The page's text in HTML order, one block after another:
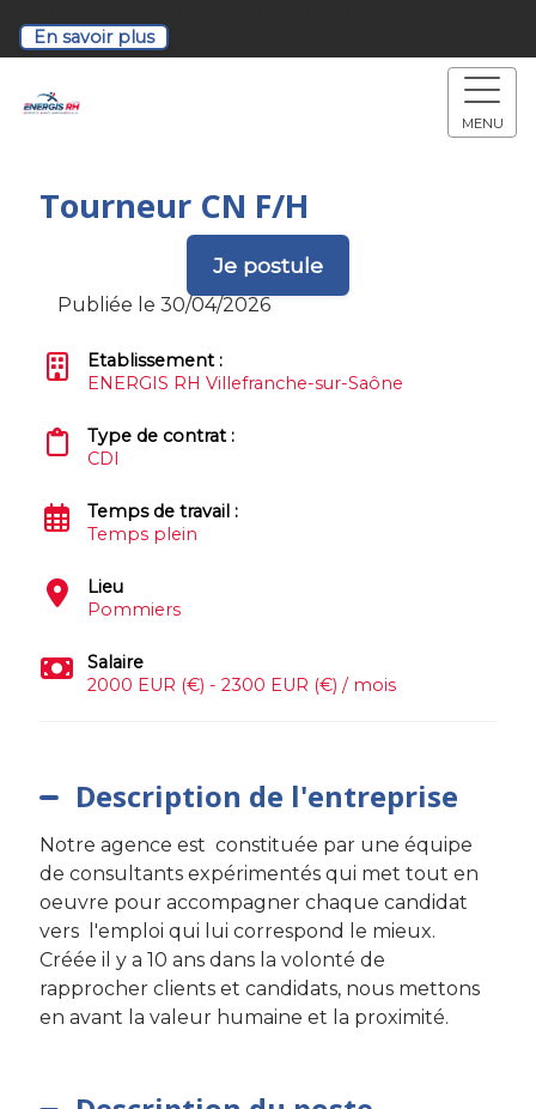
En savoir plus
MENU
Tourneur CN F/H
Je postule
Publiée le 30/04/2026
Etablissement :
ENERGIS RH Villefranche-sur-Saône
Type de contrat :
CDI
Temps de travail :
Temps plein
Lieu
Pommiers
Salaire
2000 EUR (€) - 2300 EUR (€) / mois
Description de l'entreprise
Notre agence est constituée par une équipe
de consultants expérimentés qui met tout en
oeuvre pour accompagner chaque candidat
vers l'emploi qui lui correspond le mieux.
Créée il y a 10 ans dans la volonté de
rapprocher clients et candidats, nous mettons
en avant la valeur humaine et la proximité.